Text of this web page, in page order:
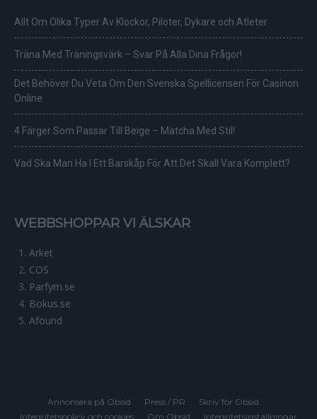
Allt Om Olika Typer Av Klockor, Piloter, Dykare och Atleter
Träna Med Träningsvärk – Svar På Alla Dina Frågor!
Det Behöver Du Veta Om Den Svenska Spellicensen För Casinon
Online
4 Färger Som Passar Till Beige – Matcha Med Stil!
Vad Ska Man Ha I Ett Barskåp För Att Det Skall Vara Komplett?
WEBBSHOPPAR VI ÄLSKAR
Arket
COS
Parfym.se
Bokus.se
Afound
Annonsera på Obsid Press / PR
Skriv för Obsid
Integritetspolicy och cookies
Om Obsid Integritetsinställningar